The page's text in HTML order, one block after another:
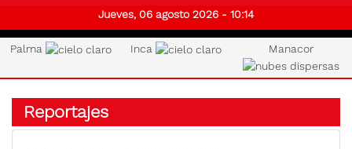
Jueves, 06 agosto 2026 - 10:14
Palma Inca Manacor
Reportajes